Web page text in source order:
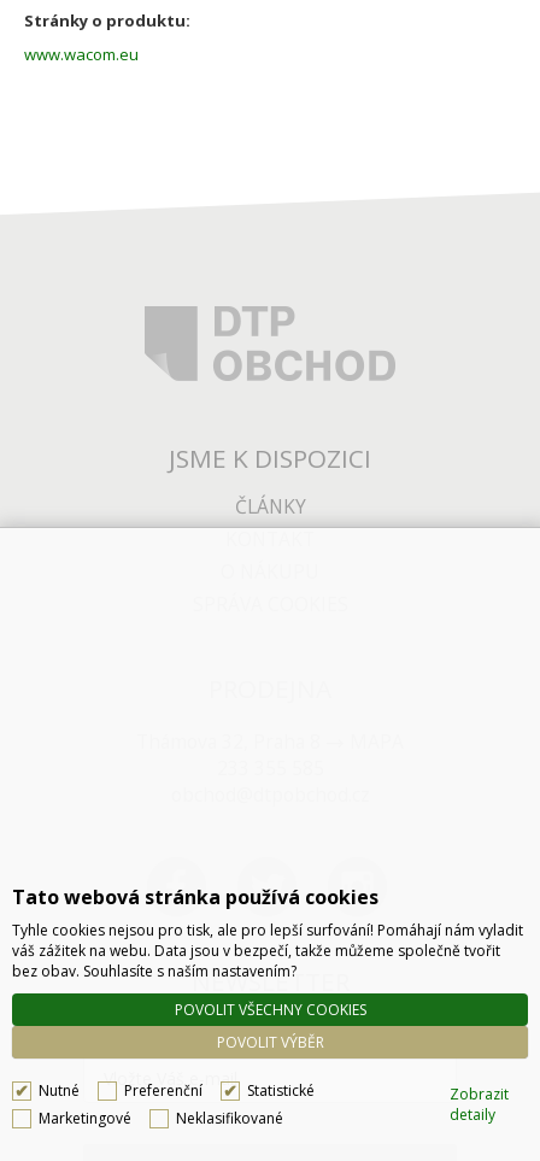
Stránky o produktu:
www.wacom.eu
JSME K DISPOZICI
ČLÁNKY
NEWSLETTER
Tato webová stránka používá cookies
Tyhle cookies nejsou pro tisk, ale pro lepší surfování! Pomáhají nám vyladit
váš zážitek na webu. Data jsou v bezpečí, takže můžeme společně tvořit
bez obav. Souhlasíte s naším nastavením?
POVOLIT VÝBĚR
POVOLIT VŠECHNY COOKIES
Nutné Preferenční
Statistické
Marketingové
Neklasifikované
Zobrazit
detaily